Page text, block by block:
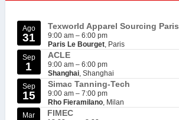
Ago
31
Texworld Apparel Sourcing Paris
9:00 am – 6:00 pm
Paris Le Bourget, Paris
Sep
1
ACLE
9:00 am – 6:00 pm
Shanghai, Shanghai
Sep
15
Simac Tanning-Tech
9:00 am – 7:00 pm
Rho Fieramilano, Milan
Mar
FIMEC